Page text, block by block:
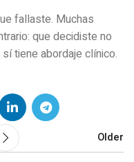
fallaste. Muchas
que decidiste no
tiene abordaje clínico.
Older